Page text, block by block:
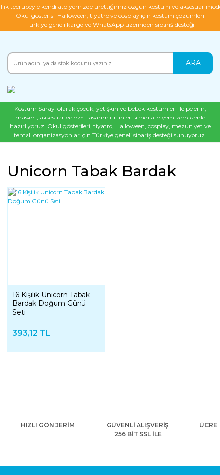
tecrübeyle kendi atölyemizde ürettiğimiz özgün kostüm ve aksesuar
Okul gösterisi, Halloween, tiyatro ve cosplay için kostüm çözümleri
Türkiye geneli kargo ve WhatsApp üzerinden sipariş desteği
ARA
Kostüm Sarayı olarak çocuk, yetişkin ve bebek kostümleri ile pelerin,
maskot, aksesuar ve özel tasarım ürünleri kendi atölyemizde özenle
hazırlıyoruz. Okul gösterileri, tiyatro, Halloween, cosplay, mezuniyet ve
temalı organizasyonlar için Türkiye geneli sipariş desteği sunuyoruz.
Unicorn Tabak Bardak
16 Kişilik Unicorn Tabak
Bardak Doğum Günü
Seti
393,12 TL
HIZLI GÖNDERİM
GÜVENLİ ALIŞVERİŞ
256 BİT SSL İLE